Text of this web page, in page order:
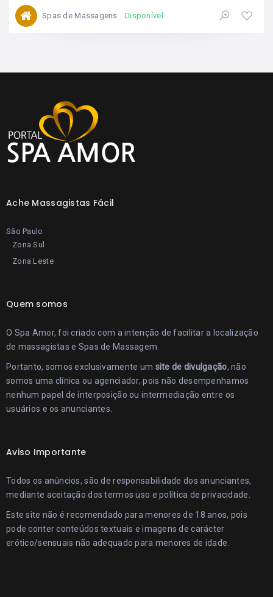
Spas de Massagens Disponível
Ache Massagistas Fácil
São Paulo
Zona Sul
Zona Leste
Quem somos
O Spa Amor, foi criado com a intenção de facilitar a localização
de massagistas e Spas de Massagem.
Portanto, somos exclusivamente um site de divulgação, não
somos uma clínica ou agenciador, pois não desempenhamos
nenhum papel de interposição ou intermediação entre os
usuários e os anunciantes.
Aviso Importante
Todos os anúncios, são de responsabilidade dos anunciantes,
mediante aceitação dostermos uso epolítica de privacidade
Este site não é recomendado para menores de 18 anos, pois
pode conter conteúdos textuais e imagens de carácter
erótico/sensuais não adequado para menores de idade.